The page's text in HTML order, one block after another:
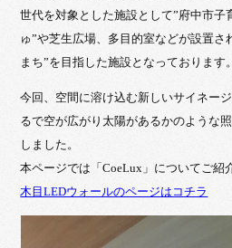
世代を対象とした施設として”府中市子
ゅ”や芝生広場、多目的室などが設置さ
まち”を目指した施設となっております。
今回、空間に溶け込む新しいサイネー
るで空が広がり太陽があるかのような
しました。
本ページでは「CoeLux」についてご紹
木目LEDウォールのページはコチラ